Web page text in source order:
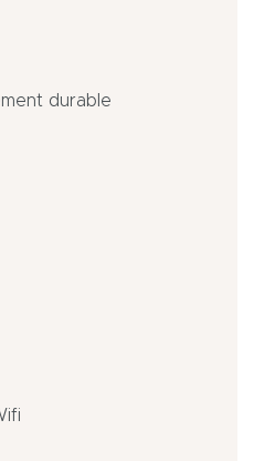
durable